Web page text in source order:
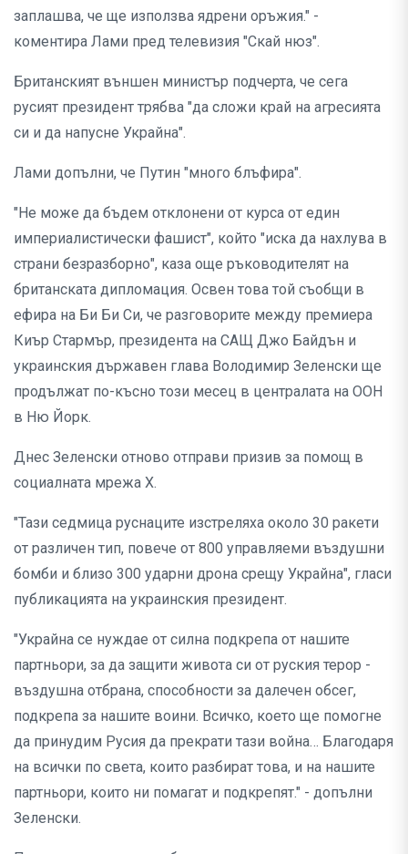
заплашва, че ще използва ядрени оръжия." -
коментира Лами пред телевизия "Скай нюз".
Британският външен министър подчерта, че сега
русият президент трябва "да сложи край на агресията
си и да напусне Украйна".
Лами допълни, че Путин "много блъфира".
"Не може да бъдем отклонени от курса от един
империалистически фашист", който "иска да нахлува в
страни безразборно", каза още ръководителят на
британската дипломация. Освен това той съобщи в
ефира на Би Би Си, че разговорите между премиера
Киър Стармър, президента на САЩ Джо Байдън и
украинския държавен глава Володимир Зеленски ще
продължат по-късно този месец в централата на ООН
в Ню Йорк.
Днес Зеленски отново отправи призив за помощ в
социалната мрежа X.
"Тази седмица руснаците изстреляха около 30 ракети
от различен тип, повече от 800 управляеми въздушни
бомби и близо 300 ударни дрона срещу Украйна", гласи
публикацията на украинския президент.
"Украйна се нуждае от силна подкрепа от нашите
партньори, за да защити живота си от руския терор -
въздушна отбрана, способности за далечен обсег,
подкрепа за нашите воини. Всичко, което ще помогне
да принудим Русия да прекрати тази война… Благодаря
на всички по света, които разбират това, и на нашите
партньори, които ни помагат и подкрепят." - допълни
Зеленски.